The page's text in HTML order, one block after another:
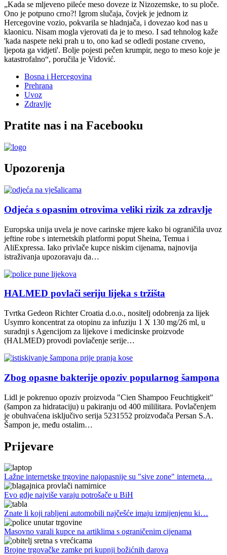
Kada se mljeveno pileće meso doveze iz Nizozemske, to su ploče.
Ono je potpuno crno?! Igrom slučaja, čovjek je jednom iz
Hercegovine vozio, pokvarila se hladnjača, i dovezao kod nas u
klaonicu. Nisam mogla vjerovati da je to meso. I sad tehnolog kaže
'kada naspete neki prah u to, ono kad se odledi postane crveno,
ljepota ga vidjeti'. Bolje pojesti pečen krumpir, nego to meso koje je
katastrofalno , poručila je Vidović.
Bosna i Hercegovina
Prehrana
Uvoz
Zdravlje
Pratite nas i na Facebooku
Upozorenja
Odjeća s opasnim otrovima veliki rizik za zdravlje
Europska unija uvela je nove carinske mjere kako bi ograničila uvoz
jeftine robe s internetskih platformi poput Sheina, Temua i
AliExpressa. Iako privlače kupce niskim cijenama, najnovija
istraživanja upozoravaju da…
HALMED povlači seriju lijeka s tržišta
Tvrtka Gedeon Richter Croatia d.o.o., nositelj odobrenja za lijek
Usymro koncentrat za otopinu za infuziju 1 X 130 mg/26 ml, u
suradnji s Agencijom za lijekove i medicinske proizvode
(HALMED) provodi povlačenje serije…
Zbog opasne bakterije opoziv popularnog šampona
Lidl je pokrenuo opoziv proizvoda "Cien Shampoo Feuchtigkeit"
(šampon za hidrataciju) u pakiranju od 400 mililitara. Povlačenjem
je obuhvaćena isključivo serija 5231552 proizvođača Persan S.A.
Šampon je, među ostalim…
Prijevare
Lažne internetske trgovine najopasnije su "sive zone" interneta…
Evo gdje najviše varaju potrošače u BiH
Znate li koji rabljeni automobili najčešće imaju izmijenjenu ki…
Masovno varali kupce na artiklima s ograničenim cijenama
Brojne trgovačke zamke pri kupnji božićnih darova